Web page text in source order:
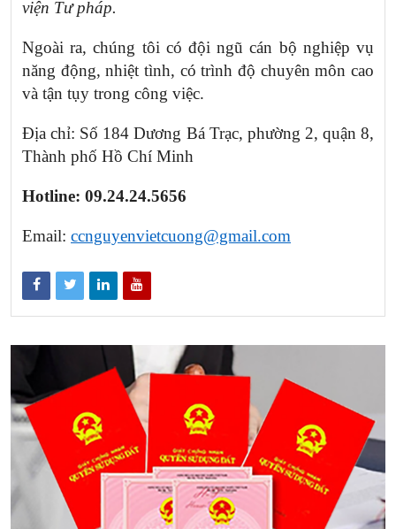
viện Tư pháp.
Ngoài ra, chúng tôi có đội ngũ cán bộ nghiệp vụ
năng động, nhiệt tình, có trình độ chuyên môn cao
và tận tụy trong công việc.
Địa chỉ: Số 184 Dương Bá Trạc, phường 2, quận 8,
Thành phố Hồ Chí Minh
Hotline: 09.24.24.5656
Email: ccnguyenvietcuong@gmail.com